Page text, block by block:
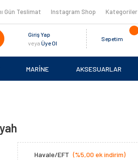
Gün Teslimat Instagram Shop Kategoriler
Giriş Yap
veya Üye Ol
Sepetim
MARİNE AKSESUARLAR
Havale/EFT (%5,00 ek indirim)